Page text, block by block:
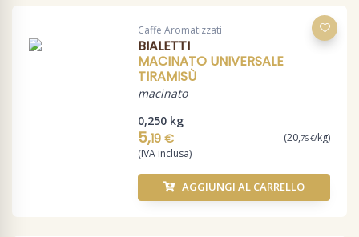
Caffè Aromatizzati
BIALETTI
MACINATO UNIVERSALE
TIRAMISÙ
macinato
0,250 kg
5,19 € (20,76 €/kg)
(IVA inclusa)
AGGIUNGI AL CARRELLO